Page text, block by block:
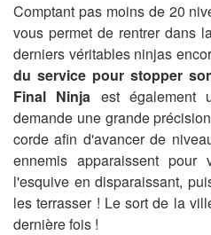
Comptant pas moins de 20
vous permet de rentrer dans
derniers véritables ninjas
du service pour stopper
Final Ninja est également
demande une grande
corde afin d'avancer de
ennemis apparaissent
l'esquive en disparaissant,
les terrasser ! Le sort de la
dernière fois !